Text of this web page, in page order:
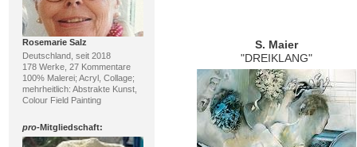
Rosemarie Salz
Deutschland, seit 2018
178 Werke, 27 Kommentare
100% Malerei; Acryl, Collage;
mehrheitlich: Abstrakte Kunst,
Colour Field Painting
pro-Mitgliedschaft:
S. Maier
"DREIKLANG"